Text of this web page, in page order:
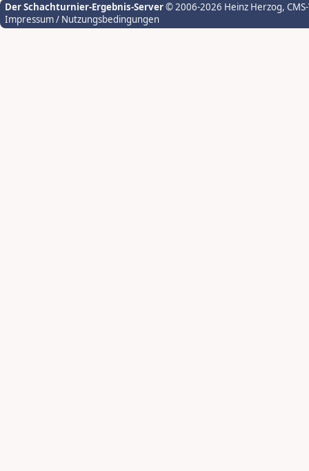
Der Schachturnier-Ergebnis-Server© 2006-2026 Heinz Herzog,
Impressum / Nutzungsbedingungen